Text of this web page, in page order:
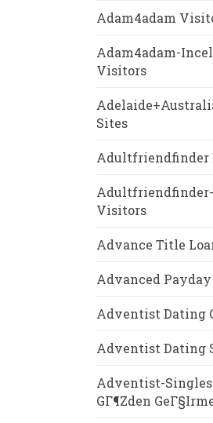
Adam4adam
Adam4adam-
Visitors
Sites
Adultfriendfinder
Visitors
Advance Title
Advanced
Adventist Dating
Adventist Dating
Adventist-
GГ¶zden